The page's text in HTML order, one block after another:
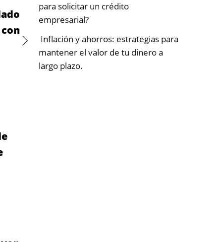
para solicitar un crédito
empresarial?
Inflación y ahorros: estrategias para
mantener el valor de tu dinero a
largo plazo.